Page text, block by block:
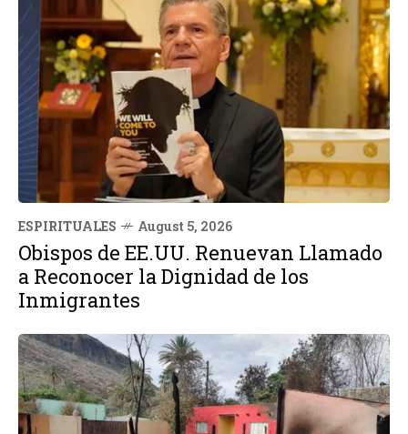
ESPIRITUALES August 5, 2026
Obispos de EE.UU. Renuevan Llamado
a Reconocer la Dignidad de los
Inmigrantes